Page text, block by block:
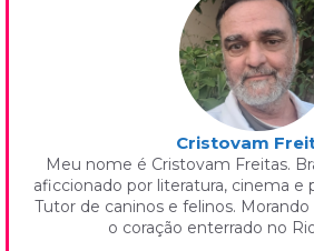
Cristovam
Meu nome é Cristovam Freitas.
aficcionado por literatura, cinema
Tutor de caninos e felinos.
o coração enterrado no